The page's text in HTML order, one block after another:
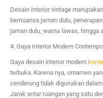
Desain interior vintage
bernuansa jaman dulu,
jaman dulu, warna lawas, hingga
4. Gaya Interior Modern
Gaya desain interior modern
terbuka. Karena nya, ornamen
cenderung tidak digunakan
Jarak antar ruangan yang satu